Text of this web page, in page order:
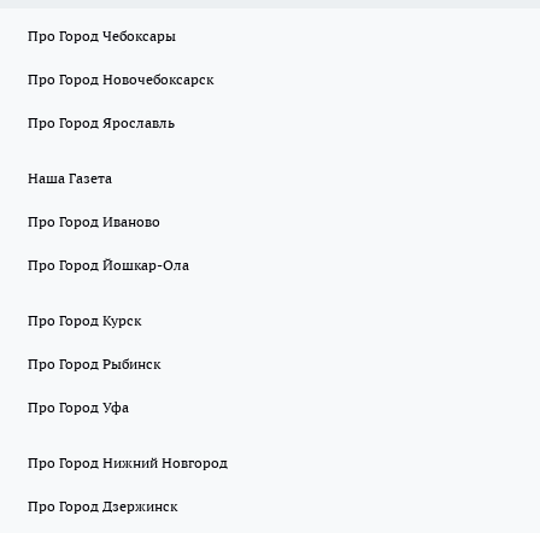
Про Город Чебоксары
Про Город Новочебоксарск
Про Город Ярославль
Наша Газета
Про Город Иваново
Про Город Йошкар-Ола
Про Город Курск
Про Город Рыбинск
Про Город Уфа
Про Город Нижний Новгород
Про Город Дзержинск